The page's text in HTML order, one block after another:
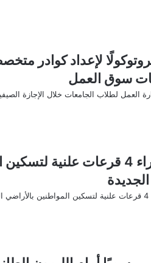
لإعداد كوادر
سوق العمل
العمل لطلاب الجامعات خلال الإجازة
“الإسكان”: 15 و16 يونيو الجاري.. إجراء 4 قرعات
أعلنت وزارة الإسكان والمرافق والمجتمعات العمرانية إجراء 4 قرعات علنية لتسكين